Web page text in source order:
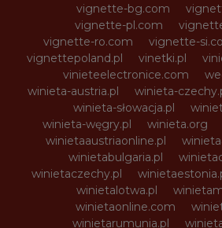
vignette-bg.com
vignette-pl.com
vignette-ro.com
vignette-
vignettepoland.pl
vinetki.pl
vinieteelectronice.com
winieta-austria.pl
winieta-
winieta-słowacja.pl
winieta-węgry.pl
winieta.org
winietaaustriaonline.pl
winietabulgaria.pl
winietaczechy.pl
winietalotwa.pl
winietaonline.com
winietarumunia.pl